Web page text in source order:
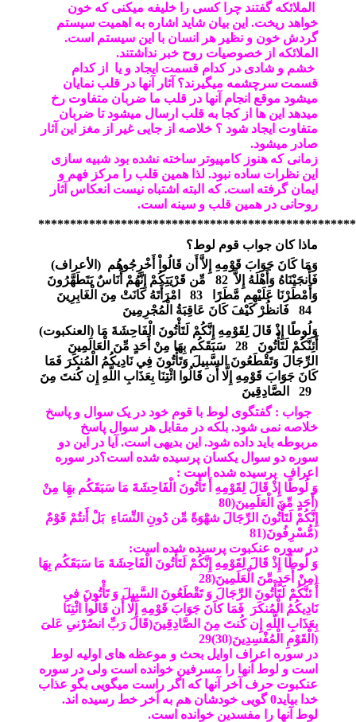
الملائکه گفتند چرا کسی را خلیفه میکنی که خون
خواهد ریخت. این بیان شاید اشاره به اهمیت سیستم
گردش خون و نظیر هر انسان با این سیستم است.
الملائکه از خصوصیات روح خبر نداشتند.
خشم و شادی در کدام قسمت ایجاد و یا از کدام
قسمت سرچشمه میگیرند؟ آثار آنها در قلب نمایان
میشود موقع انجام آنها در قلب ما ضربان متفاوت رخ
میدهد این ها از کجا به قلب ارسال میشود تا ضربان
متفاوت ایجاد شود ؟ خلاصه از جایی غیر از مغز این آثار
صادر میشود.
زمانی که هنوز کامپیوتر ساخته نشده بود شبیه سازی
این نظرات ساده نبود. لذا همین قلب را مرکز فهم و
ایمان گرفته است. که البته اشتباه نیست انعکاس آثار
روحانی در همین قلب و سینه است.
ماذا كان جواب قوم لوط؟
(الأعراف ) وَمَا كَانَ جَوَابَ قَوْمِهِ إِلاَّ أَن قَالُواْ أَخْرِجُوهُم
مِّن قَرْيَتِكُمْ إِنَّهُمْ أُنَاسٌ يَتَطَهَّرُونَ 82فَأَنجَيْنَاهُ وَأَهْلَهُ إِلاَّ
امْرَأَتَهُ كَانَتْ مِنَ الْغَابِرِينَ
83
وَأَمْطَرْنَا عَلَيْهِم مَّطَرًا
فَانظُرْ كَيْفَ كَانَ عَاقِبَةُ الْمُجْرِمِينَ 84
(العنكبوت ) وَلُوطًا إِذْ قَالَ لِقَوْمِهِ إِنَّكُمْ لَتَأْتُونَ الْفَاحِشَةَ مَا
سَبَقَكُم بِهَا مِنْ أَحَدٍ مِّنَ الْعَالَمِينَ 28 أَئِنَّكُمْ لَتَأْتُونَ
الرِّجَالَ وَتَقْطَعُونَ السَّبِيلَ وَتَأْتُونَ فِي نَادِيكُمُ الْمُنكَرَ فَمَا
كَانَ جَوَابَ قَوْمِهِ إِلَّا أَن قَالُوا ائْتِنَا بِعَذَابِ اللَّهِ إِن كُنتَ مِنَ
الصَّادِقِينَ
29
جواب : گفتگوی لوط با قوم خود در یک سوال و پاسخ
خلاصه نمی شود. بلکه در مقابل هر سوال پاسخ
مربوطه باید داده شود. این بدیهی است. آیا در این دو
سوره دو سوال یکسان پرسیده شده است؟در سوره
اعراف پرسیده شده است :
وَ لُوطًا إِذْ قَالَ لِقَوْمِهِ أَ تَأْتُونَ الْفَاحِشَةَ مَا سَبَقَكُم بهَِا مِنْ
أَحَدٍ مِّنَ الْعَلَمِينَ(80 )
إِنَّكُمْ لَتَأْتُونَ الرِّجَالَ شهَْوَةً مِّن دُونِ النِّسَاءِ بَلْ أَنتُمْ قَوْمٌ
مُّسْرِفُونَ(81)
در سوره عنکبوت پرسیده شده است:
وَ لُوطًا إِذْ قَالَ لِقَوْمِهِ إِنَّكُمْ لَتَأْتُونَ الْفَاحِشَةَ مَا سَبَقَكُم بِهَا
مِنْ أَحَدٍ مِّنَ الْعَلَمِينَ(28)
أَ ئنَّكُمْ لَتَأْتُونَ الرِّجَالَ وَ تَقْطَعُونَ السَّبِيلَ وَ تَأْتُونَ فىِ
نَادِيكُمُ الْمُنكَرَ فَمَا كاَنَ جَوَابَ قَوْمِهِ إِلَّا أَن قَالُواْ ائْتِنَا
بِعَذَابِ اللَّهِ إِن كُنتَ مِنَ الصَّادِقِينَ(قَالَ رَبّ‏ِ انصُرْنىِ عَلىَ
الْقَوْمِ الْمُفْسِدِينَ(30)29 )
در سوره اعراف اوایل بحث و موعظه های اولیه لوط
است و لوط آنها را مسرفین خوانده است ولی در سوره
عنکبوت حرف آخر آنها که اگر راست میگویی بگو عذاب
خدا بیاید0 گویی خودشان هم به آخر خط رسیده اند.
لوط آنها را مفسدین خوانده است.